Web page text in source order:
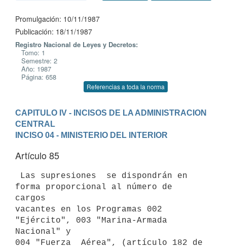
Promulgación: 10/11/1987
Publicación: 18/11/1987
Registro Nacional de Leyes y Decretos:
Tomo: 1
Semestre: 2
Año: 1987
Página: 658
Referencias a toda la norma
CAPITULO IV - INCISOS DE LA ADMINISTRACION
CENTRAL
INCISO 04 - MINISTERIO DEL INTERIOR
Artículo 85
forma proporcional al número de
cargos
vacantes en los Programas 002
"Ejército", 003 "Marina-Armada
Nacional" y
004 "Fuerza  Aérea", (artículo 182 de